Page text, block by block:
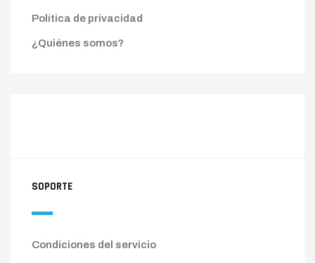
Política de privacidad
¿Quiénes somos?
SOPORTE
Condiciones del servicio